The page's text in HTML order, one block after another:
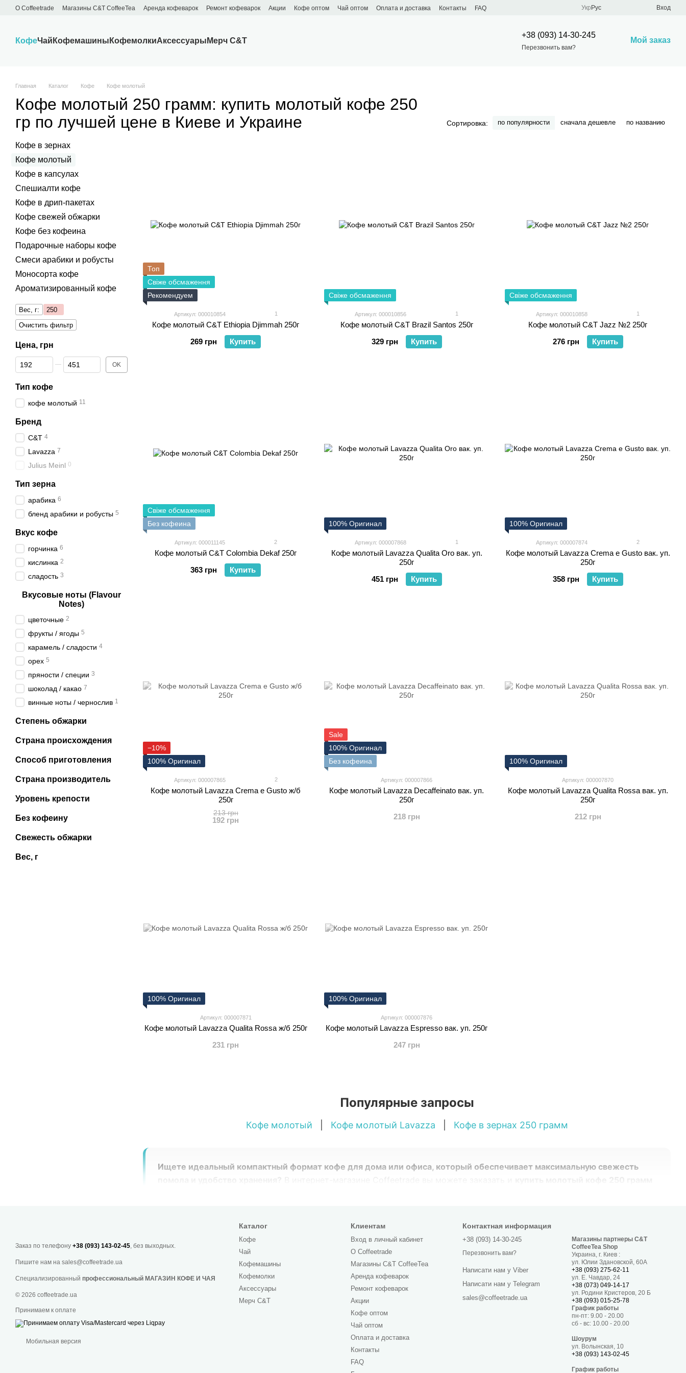
Перейти к основному контенту
О Сoffeetrade Магазины C&T CoffeeTea Аренда кофеварок Ремонт кофеварок Акции Кофе оптом Чай оптом Оплата и доставка Контакты
FAQ
Укр Рус Вход
КофеЧай Кофемашины КофемолкиАксессуары Мерч C&T
+38 (093) 14-30-245
Перезвонить вам?
Мой заказ
Главная Каталог Кофе Кофе молотый
Кофе молотый 250 грамм: купить молотый кофе 250
гр по лучшей цене в Киеве и Украине
Сортировка: по популярности сначала дешевле по названию
Ищете идеальный компактный формат кофе для дома или офиса, который обеспечивает максимальную свежесть
В интернет-магазине Coffeetrade вы можете заказать и
позволят вам каждое утро наслаждаться ароматным итальянским эспрессо или уютным кофе из турки!
Кофе молотый 250 грамм: преимущества формата, виды и лучшие цены
молотого кофе 250 грамм
— это самый популярный и практичный стандарт среди любителей кофейных
напитков. Компактная упаковка рассчитана примерно на неделю-две ежедневного использования, благодаря чему кофе не
успевает контактировать с воздухом, окисляться и терять свои насыщенные ароматические свойства. Вакуумная упаковка
надежно фиксирует эфирные масла, гарантируя свежесть каждой заваренной чашки.
Популярные запросы
Кофе молотый Кофе молотый Lavazza Кофе в зернах 250 грамм
Топ
Свіже обсмаження
Рекомендуем
Артикул: 000010854 1
Кофе молотый C&T Ethiopia Djimmah 250г
269 грн
Купить
Свіже обсмаження
Артикул: 000010856 1
Кофе молотый C&T Brazil Santos 250г
329 грн
Купить
Свіже обсмаження
Артикул: 000010858 1
Кофе молотый C&T Jazz №2 250г
276 грн
Купить
Свіже обсмаження
Без кофеина
Артикул: 000011145 2
Кофе молотый C&T Colombia Dekaf 250г
363 грн
Купить
100% Оригинал
Артикул: 000007868 1
Кофе молотый Lavazza Qualita Oro вак. уп.
250г
451 грн
Купить
100% Оригинал
Артикул: 000007874 2
Кофе молотый Lavazza Crema e Gusto вак. уп.
250г
358 грн
Купить
−10%
100% Оригинал
Артикул: 000007865 2
Кофе молотый Lavazza Crema e Gusto ж/б
250г
213 грн
192 грн
Sale
100% Оригинал
Без кофеина
Артикул: 000007866
Кофе молотый Lavazza Decaffeinato вак. уп.
250г
218 грн
100% Оригинал
Артикул: 000007870
Кофе молотый Lavazza Qualita Rossa вак. уп.
250г
212 грн
100% Оригинал
Артикул: 000007871
Кофе молотый Lavazza Qualita Rossa ж/б 250г
231 грн
100% Оригинал
Артикул: 000007876
Кофе молотый Lavazza Espresso вак. уп. 250г
247 грн
Кофе в зернах
Кофе молотый
Кофе в капсулах
Спешиалти кофе
Кофе в дрип-пакетах
Кофе свежей обжарки
Кофе без кофеина
Подарочные наборы кофе
Смеси арабики и робусты
Моносорта кофе
Ароматизированный кофе
Вес, г:
250
Очистить фильтр
Цена, грн
От Цена, грн
До Цена, грн OK
Тип кофе
кофе молотый 11
Бренд
C&T 4
Lavazza 7
Julius Meinl 0
Тип зерна
арабика 6
бленд арабики и робусты 5
Вкус кофе
горчинка 6
кислинка 2
сладость 3
Вкусовые ноты (Flavour
Notes)
цветочные 2
фрукты / ягоды 5
карамель / сладости 4
орех 5
пряности / специи 3
шоколад / какао 7
винные ноты / чернослив 1
Степень обжарки
Страна происхождения
Способ приготовления
Страна производитель
Уровень крепости
Без кофеину
Свежесть обжарки
Вес, г
Заказ по телефону +38 (093) 143-02-45, без выходных.
Пишите нам на sales@coffeetrade.ua
Специализированный профессиональный МАГАЗИН КОФЕ И ЧАЯ
© 2026 coffeetrade.ua
Принимаем к оплате
Мобильная версия
Каталог
Кофе
Чай
Кофемашины
Кофемолки
Аксессуары
Мерч C&T
Клиентам
Вход в личный кабинет
О Сoffeetrade
Магазины C&T CoffeeTea
Аренда кофеварок
Ремонт кофеварок
Акции
Кофе оптом
Чай оптом
Оплата и доставка
Контакты
FAQ
Контактная информация
+38 (093) 14-30-245
Перезвонить вам?
Написати нам у Viber
Написати нам у Telegram
sales@coffeetrade.ua
Магазины партнеры C&T
CoffeeTea Shop
Украина, г. Киев :
ул. Юлии Здановской, 60А
+38 (093) 275-62-11
ул. Е. Чавдар, 24
+38 (073) 049-14-17
ул. Родини Кристеров, 20 Б
+38 (093) 015-25-78
График работы
пн-пт: 9.00 - 20.00
сб - вс: 10.00 - 20.00
Шоурум
ул. Волынская, 10
+38 (093) 143-02-45
График работы